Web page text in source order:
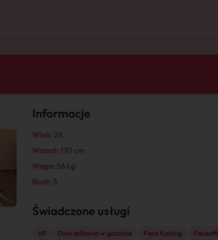
Informacje
Wiek: 28
Wzrost: 170 cm
Waga: 56 kg
Biust: 3
Świadczone usługi
69 Dwa zbliżenia w godzinie Face fucking